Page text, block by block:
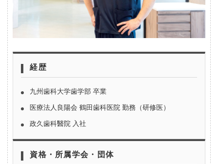
経歴
九州歯科大学歯学部 卒業
医療法人良陽会 鶴田歯科医院 勤務（研修医）
政久歯科醫院 入社
資格・所属学会・団体